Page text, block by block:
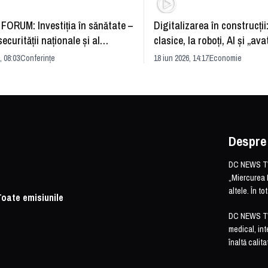
FORUM: Investiția în sănătate –
naționale și al
economice
08:03Conferințe
Digitalizarea în
clasice, la roboți, AI și
România și redefinirea
18 iun 2026, 14:17Economie
emisiunile
DC NEWS
„Miercurea
altele. În
DC NEWS
medical,
înaltă